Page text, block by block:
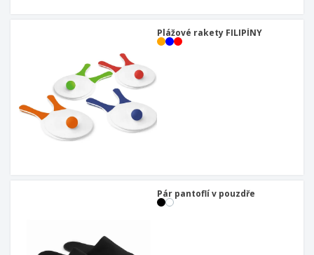
Plážové rakety FILIPÍNY
Pár pantoflí v pouzdře